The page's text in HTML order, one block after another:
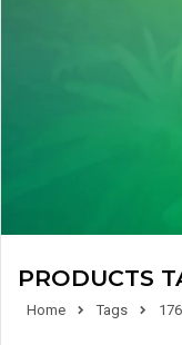
PRODUCTS
Home Tags